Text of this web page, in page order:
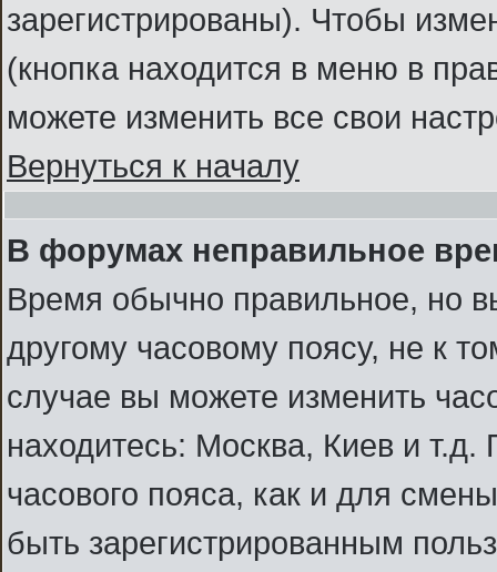
зарегистрированы). Чтобы
(кнопка находится в меню в
можете изменить все свои
Вернуться к началу
В форумах неправильное
Время обычно правильное, но
другому часовому поясу, не к
случае вы можете изменить
находитесь: Москва, Киев и
часового пояса, как и для
быть зарегистрированным